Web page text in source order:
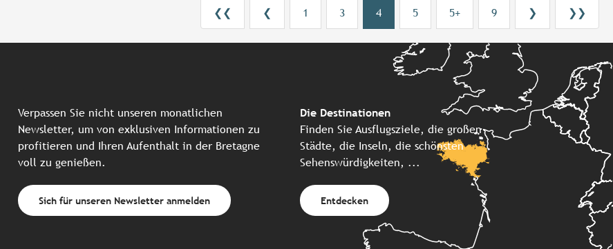
❮❮ ❮ 1 3 4 5 5+ 9 ❯ ❯❯
Verpassen Sie nicht unseren monatlichen
Newsletter, um von exklusiven Informationen zu
profitieren und Ihren Aufenthalt in der Bretagne
voll zu genießen.
Sich für unseren Newsletter anmelden
Die Destinationen
Finden Sie Ausflugsziele, die großen
Städte, die Inseln, die schönsten
Sehenswürdigkeiten, ...
Entdecken